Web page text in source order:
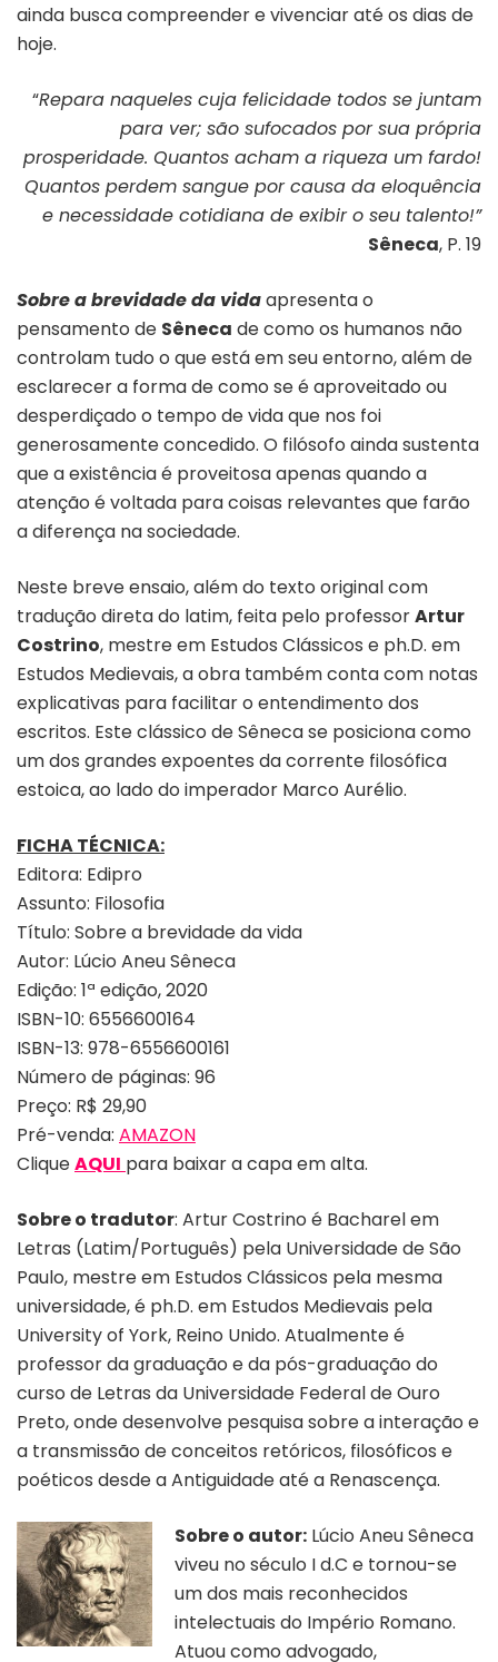
ainda busca compreender e vivenciar até os dias de
hoje.
“Repara naqueles cuja felicidade todos se juntam
para ver; são sufocados por sua própria
prosperidade. Quantos acham a riqueza um fardo!
Quantos perdem sangue por causa da eloquência
e necessidade cotidiana de exibir o seu talento!”
Sêneca, P. 19
Sobre a brevidade da vidaapresenta o
pensamento de Sêneca de como os humanos não
controlam tudo o que está em seu entorno, além de
esclarecer a forma de como se é aproveitado ou
desperdiçado o tempo de vida que nos foi
generosamente concedido. O filósofo ainda sustenta
que a existência é proveitosa apenas quando a
atenção é voltada para coisas relevantes que farão
a diferença na sociedade.
Neste breve ensaio, além do texto original com
tradução direta do latim, feita pelo professorArtur
Costrino, mestre em Estudos Clássicos e ph.D. em
Estudos Medievais, a obra também conta com notas
explicativas para facilitar o entendimento dos
escritos. Este clássico de Sêneca se posiciona como
um dos grandes expoentes da corrente filosófica
estoica, ao lado do imperador Marco Aurélio.
FICHA TÉCNICA:
Editora: Edipro
Assunto: Filosofia
Título: Sobre a brevidade da vida
Autor: Lúcio Aneu Sêneca
Edição: 1ª edição, 2020
ISBN-10: 6556600164
ISBN-13: 978-6556600161
Número de páginas: 96
Preço: R$ 29,90
Pré-venda: AMAZON
CliqueAQUI para baixar a capa em alta.
Sobre o tradutor: Artur Costrino é Bacharel em
Letras (Latim/Português) pela Universidade de São
Paulo, mestre em Estudos Clássicos pela mesma
universidade, é ph.D. em Estudos Medievais pela
University of York, Reino Unido. Atualmente é
professor da graduação e da pós-graduação do
curso de Letras da Universidade Federal de Ouro
Preto, onde desenvolve pesquisa sobre a interação e
a transmissão de conceitos retóricos, filosóficos e
poéticos desde a Antiguidade até a Renascença.
Sobre o autor: Lúcio Aneu Sêneca
viveu no século I d.C e tornou-se
um dos mais reconhecidos
intelectuais do Império Romano.
Atuou como advogado,